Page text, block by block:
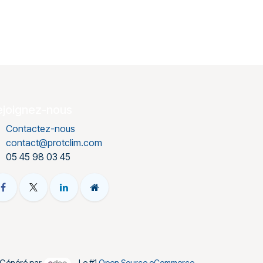
Contactez-nous
contact@protclim.com
05 45 98 03 45